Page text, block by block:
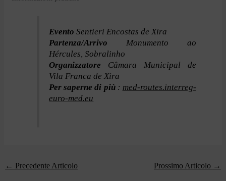
EventoSentieri Encostas de Xira
Partenza/Arrivo Monumento ao
Hércules, Sobralinho
Organizzatore Câmara Municipal de
Vila Franca de Xira
Per saperne di più : med-routes.interreg-
euro-med.eu
← Precedente Articolo Prossimo Articolo →